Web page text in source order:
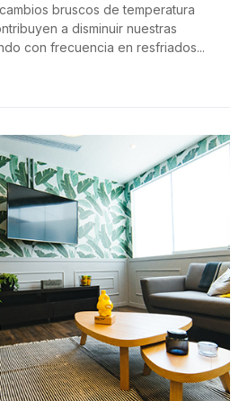
bruscos de temperatura
a disminuir nuestras
con frecuencia en resfriados...